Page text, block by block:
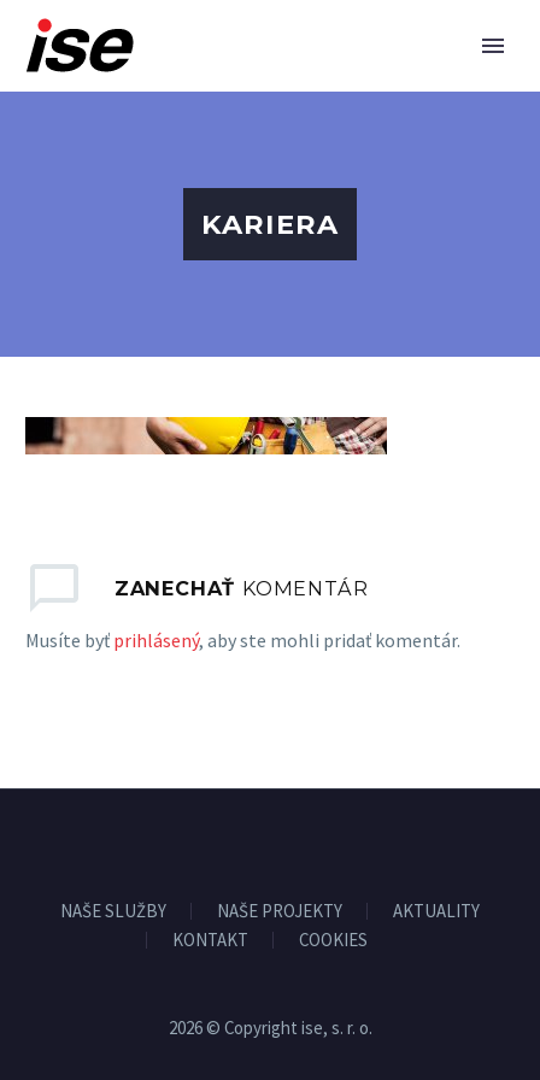
KARIERA
ZANECHAŤ KOMENTÁR
Musíte byť prihlásený, aby ste mohli pridať komentár.
NAŠE SLUŽBY NAŠE PROJEKTY
AKTUALITY
KONTAKT
COOKIES
2026 © Copyright ise, s. r. o.